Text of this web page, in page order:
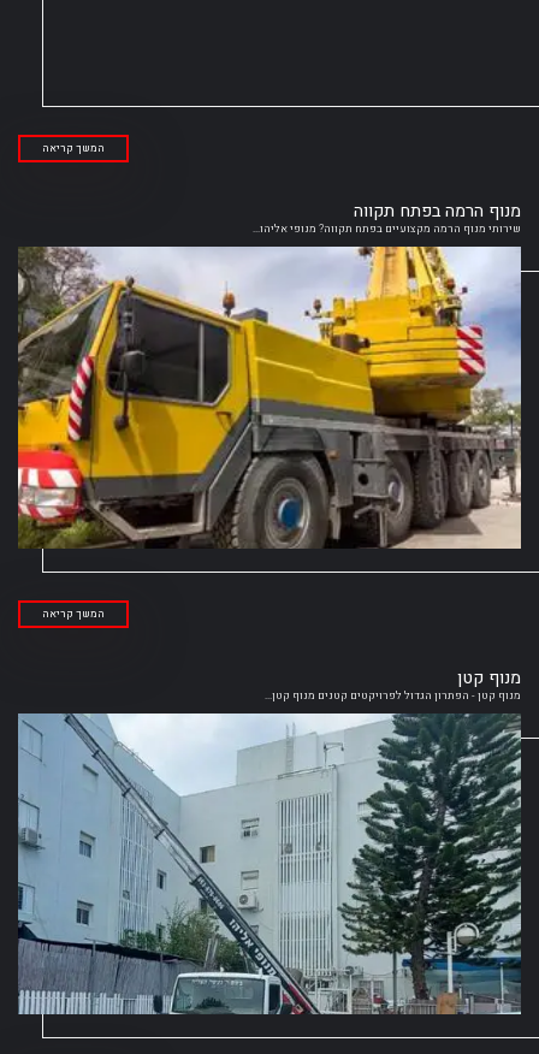
המשך קריאה
מנוף הרמה בפתח תקווה
שירותי מנוף הרמה מקצועיים בפתח תקווה? מנופי אליהו...
המשך קריאה
מנוף קטן
מנוף קטן - הפתרון הגדול לפרויקטים קטנים מנוף קטן...